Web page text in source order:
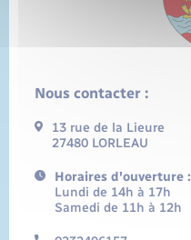
Nous contacter :
13 rue de la Lieure
27480 LORLEAU
Horaires d'ouverture :
Lundi de 14h à 17h
Samedi de 11h à 12h